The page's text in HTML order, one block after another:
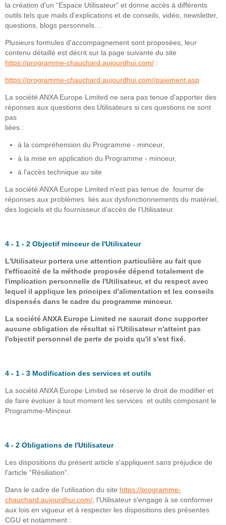
la création d'un “Espace Utilisateur” et donne accès à différents
outils tels que mails d'explications et de conseils, vidéo, newsletter,
questions, blogs personnels....
Plusieurs formules d'accompagnement sont proposées, leur
contenu détaillé est décrit sur la page suivante du site
https://programme-chauchard.aujourdhui.com/ :
https://programme-chauchard.aujourdhui.com//paiement.asp
La société ANXA Europe Limited ne sera pas tenue d'apporter des
réponses aux questions des Utilisateurs si ces questions ne sont
pas
liées :
à la compréhension du Programme - minceur,
à la mise en application du Programme - minceur,
à l'accès technique au site
La société ANXA Europe Limited n'est pas tenue de fournir de
réponses aux problèmes liés aux dysfonctionnements du matériel,
des logiciels et du fournisseur d'accès de l'Utilisateur.
4 - 1 - 2 Objectif minceur de l'Utilisateur
L'Utilisateur portera une attention particulière au fait que
l'efficacité de la méthode proposée dépend totalement de
l'implication personnelle de l'Utilisateur, et du respect avec
lequel il applique les principes d'alimentation et les conseils
dispensés dans le cadre du programme minceur.
La société ANXA Europe Limited ne saurait donc supporter
aucune obligation de résultat si l'Utilisateur n'atteint pas
l'objectif personnel de perte de poids qu'il s'est fixé.
4 - 1 - 3 Modification des services et outils
La société ANXA Europe Limited se réserve le droit de modifier et
de faire évoluer à tout moment les services et outils composant le
Programme-Minceur.
4 - 2 Obligations de l'Utilisateur
Les dispositions du présent article s'appliquent sans préjudice de
l'article “Résiliation”.
Dans le cadre de l'utilisation du site https://programme-
chauchard.aujourdhui.com/, l'Utilisateur s'engage à se conformer
aux lois en vigueur et à respecter les dispositions des présentes
CGU et notamment :